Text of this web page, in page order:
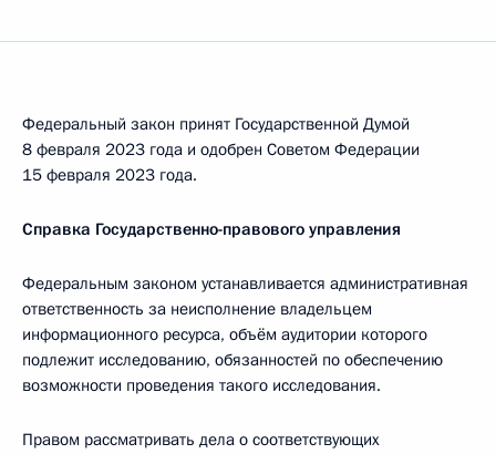
Федеральный закон принят Государственной Думой
8 февраля 2023 года и одобрен Советом Федерации
15 февраля 2023 года.
Справка Государственно-правового управления
Федеральным законом устанавливается административная
ответственность за неисполнение владельцем
информационного ресурса, объём аудитории которого
подлежит исследованию, обязанностей по обеспечению
возможности проведения такого исследования.
Правом рассматривать дела о соответствующих